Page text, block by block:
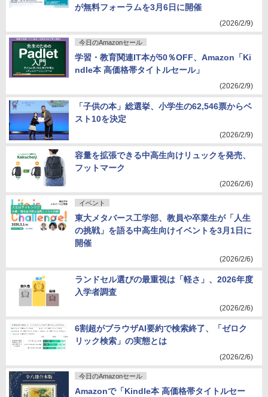
が無料フォーラムを3月6日に開催
(2026/2/9)
今日のAmazonセール
学習・教育関連IT本が50％OFF、Amazon「Ki
ndle本 高価格帯タイトルセール」
(2026/2/9)
「子供の本」総選挙、小学生の62,546票からベ
スト10を決定
(2026/2/9)
容量を拡張できる中高生向けリュックを発売、
フットマーク
(2026/2/6)
イベント
東大メタバース工学部、教員や卒業生が「人生
の挑戦」を語る中高生向けイベントを3月1日に
開催
(2026/2/6)
ランドセル選びの最重視は「軽さ」、2026年度
入学者調査
(2026/2/6)
6割超がブラウザAI要約で検索終了、「ゼロク
リック検索」の実態とは
(2026/2/6)
今日のAmazonセール
Amazonで「Kindle本 高価格帯タイトルセー